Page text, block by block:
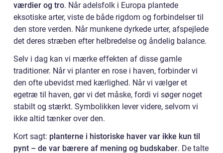
værdier og tro. Når adelsfolk i Europa plantede
eksotiske arter, viste de både rigdom og forbindelser til
den store verden. Når munkene dyrkede urter, afspejlede
det deres stræben efter helbredelse og åndelig balance.
Selv i dag kan vi mærke effekten af disse gamle
traditioner. Når vi planter en rose i haven, forbinder vi
den ofte ubevidst med kærlighed. Når vi vælger et
egetræ til haven, gør vi det måske, fordi vi søger noget
stabilt og stærkt. Symbolikken lever videre, selvom vi
ikke altid tænker over den.
Kort sagt: planterne i historiske haver var ikke kun til
pynt – de var bærere af mening og budskaber. De talte